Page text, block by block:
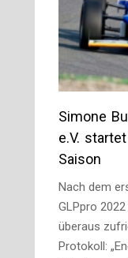
Simone
e.V.
Saison
Nach dem
GLPpro
überaus
Protokoll: